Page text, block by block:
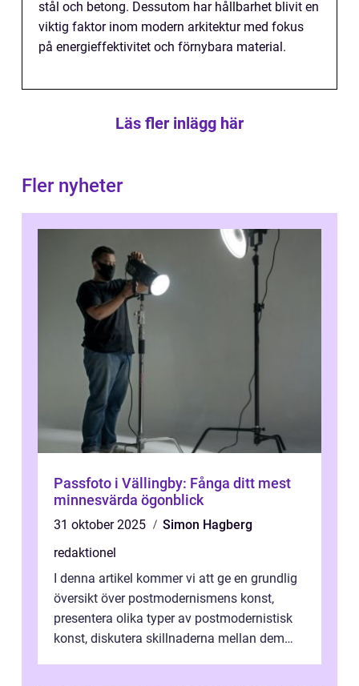
stål och betong. Dessutom har hållbarhet blivit en
viktig faktor inom modern arkitektur med fokus
på energieffektivitet och förnybara material.
Läs fler inlägg här
Fler nyheter
Passfoto i Vällingby: Fånga ditt mest
minnesvärda ögonblick
31 oktober 2025
Simon Hagberg
redaktionel
I denna artikel kommer vi att ge en grundlig
översikt över postmodernismens konst,
presentera olika typer av postmodernistisk
konst, diskutera skillnaderna mellan dem